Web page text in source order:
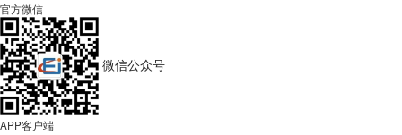
官方微信
微信公众号
APP客户端